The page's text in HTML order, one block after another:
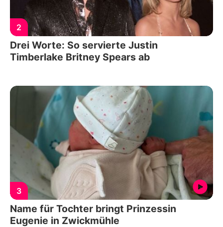
2
Drei Worte: So servierte Justin
Timberlake Britney Spears ab
3
Name für Tochter bringt Prinzessin
Eugenie in Zwickmühle